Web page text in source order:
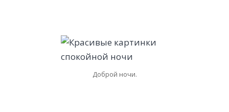
Доброй ночи.